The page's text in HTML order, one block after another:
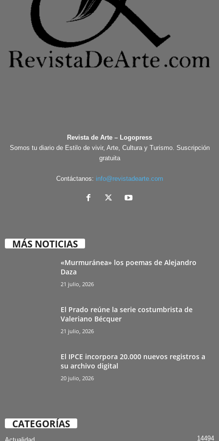
Revista de Arte – Logopress
Somos tu diario de Estilo de vivir, Arte, Cultura y Turismo. Suscripción
gratuita
Contáctanos: info@revistadearte.com
MÁS NOTICIAS
«Murmuránea» los poemas de Alejandro
Daza
21 julio, 2026
El Prado reúne la serie costumbrista de
Valeriano Bécquer
21 julio, 2026
El IPCE incorpora 20.000 nuevos registros a
su archivo digital
20 julio, 2026
CATEGORÍAS
14494